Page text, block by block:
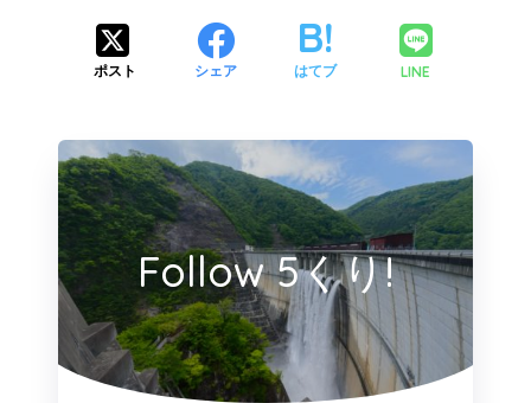
ポスト シェア はてブ LINE
Follow 5くり!